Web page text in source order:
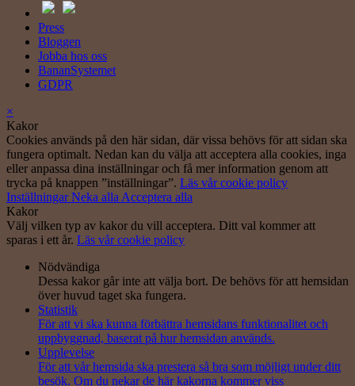
Press
Bloggen
Jobba hos oss
BananSystemet
GDPR
×
Kakor
Cookies används på den här sidan, där vissa behövs för att sidan ska
fungera optimalt. Nedan kan du välja att acceptera alla cookies, inga
eller anpassa dina inställningar och få mer information genom att
trycka på knappen ”inställningar”. Läs vår cookie policy
InställningarNeka alla Acceptera alla
Kakor
Välj vilken typ av kakor du vill acceptera. Ditt val kommer att
sparas i ett år. Läs vår cookie policy
Nödvändiga
Dessa kakor går inte att välja bort. De behövs för att hemsidan
över huvud taget ska fungera.
Statistik
För att vi ska kunna förbättra hemsidans funktionalitet och
uppbyggnad, baserat på hur hemsidan används.
Upplevelse
För att vår hemsida ska prestera så bra som möjligt under ditt
besök. Om du nekar de här kakorna kommer viss